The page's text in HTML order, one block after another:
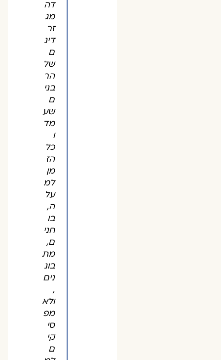
דה
מג
זר
דינ
ם
של
הר
בני
ם
שע
מד
ו
כל
הז
מן
למ
על
ה,
בו
חני
ם,
מת
בונ
נים
,
ולא
מפ
סי
קי
ם